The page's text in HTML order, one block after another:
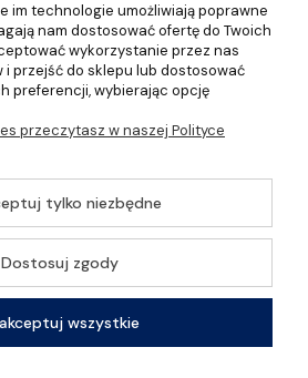
O nas
| Gastrosklep |
restauracji oraz barów
Master byEcommercy
pełną wersję strony
Shoper Premium
im technologie umożliwiają poprawne
nam dostosować ofertę do Twoich
wykorzystanie przez nas
przejść do sklepu lub dostosować
preferencji, wybierając opcję
przeczytasz w naszej Polityce
tylko niezbędne
Dostosuj zgody
wszystkie